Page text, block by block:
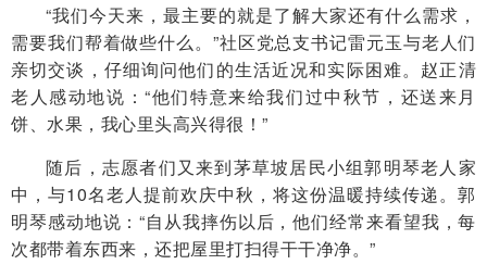
“我们今天来，最主要的就是了解大家还有什么需求，
需要我们帮着做些什么。”社区党总支书记雷元玉与老人们
亲切交谈，仔细询问他们的生活近况和实际困难。赵正清
老人感动地说：“他们特意来给我们过中秋节，还送来月
饼、水果，我心里头高兴得很！”
随后，志愿者们又来到茅草坡居民小组郭明琴老人家
中，与10名老人提前欢庆中秋，将这份温暖持续传递。郭
明琴感动地说：“自从我摔伤以后，他们经常来看望我，每
次都带着东西来，还把屋里打扫得干干净净。”